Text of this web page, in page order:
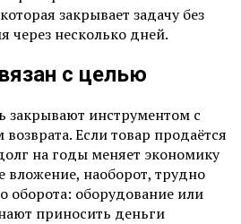
закрывает задачу без
через несколько дней.
с целью
закрывают инструментом с
Если товар продаётся
на годы меняет экономику
вложение, наоборот, трудно
оборота: оборудование или
приносить деньги